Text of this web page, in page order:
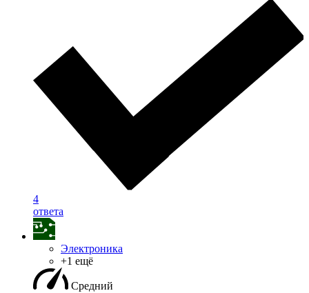
4
ответа
Электроника
+1 ещё
Средний